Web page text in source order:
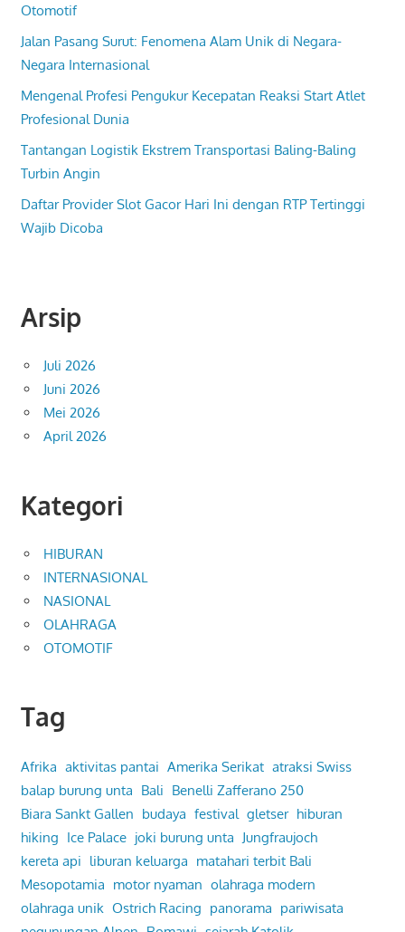
Otomotif
Jalan Pasang Surut: Fenomena Alam Unik di Negara-
Negara Internasional
Mengenal Profesi Pengukur Kecepatan Reaksi Start Atlet
Profesional Dunia
Tantangan Logistik Ekstrem Transportasi Baling-Baling
Turbin Angin
Daftar Provider Slot Gacor Hari Ini dengan RTP Tertinggi
Wajib Dicoba
Arsip
Juli 2026
Juni 2026
Mei 2026
April 2026
Kategori
HIBURAN
INTERNASIONAL
NASIONAL
OLAHRAGA
OTOMOTIF
Tag
Afrika aktivitas pantai Amerika Serikat atraksi Swiss
balap burung unta Bali Benelli Zafferano 250
Biara Sankt Gallen budaya festival gletser hiburan
hiking Ice Palace joki burung unta Jungfraujoch
kereta api liburan keluarga matahari terbit Bali
Mesopotamia motor nyaman olahraga modern
olahraga unik Ostrich Racing panorama pariwisata